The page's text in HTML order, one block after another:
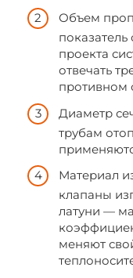
Объем
проекта
отвечать
противном
Диаметр
трубам
Материал
клапаны
латуни —
меняют